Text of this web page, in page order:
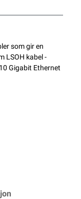
som gir en
LSOH kabel -
Gigabit Ethernet